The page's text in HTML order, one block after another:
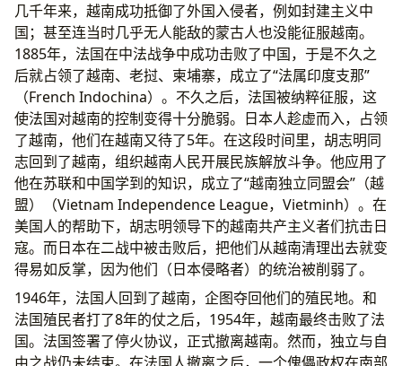
几千年来，越南成功抵御了外国入侵者，例如封建主义中
国；甚至连当时几乎无人能敌的蒙古人也没能征服越南。
1885年，法国在中法战争中成功击败了中国，于是不久之
后就占领了越南、老挝、柬埔寨，成立了“法属印度支那”
（French Indochina）。不久之后，法国被纳粹征服，这
使法国对越南的控制变得十分脆弱。日本人趁虚而入，占领
了越南，他们在越南又待了5年。在这段时间里，胡志明同
志回到了越南，组织越南人民开展民族解放斗争。他应用了
他在苏联和中国学到的知识，成立了“越南独立同盟会”（越
盟）（Vietnam Independence League，Vietminh）。在
美国人的帮助下，胡志明领导下的越南共产主义者们抗击日
寇。而日本在二战中被击败后，把他们从越南清理出去就变
得易如反掌，因为他们（日本侵略者）的统治被削弱了。
1946年，法国人回到了越南，企图夺回他们的殖民地。和
法国殖民者打了8年的仗之后，1954年，越南最终击败了法
国。法国签署了停火协议，正式撤离越南。然而，独立与自